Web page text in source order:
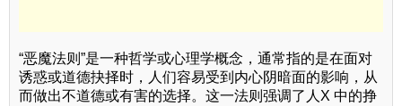
“恶魔法则”是一种哲学或心理学概念，通常指的是在面对
诱惑或道德抉择时，人们容易受到内心阴暗面的影响，从
而做出不道德或有害的选择。这一法则强调了人X 中的挣